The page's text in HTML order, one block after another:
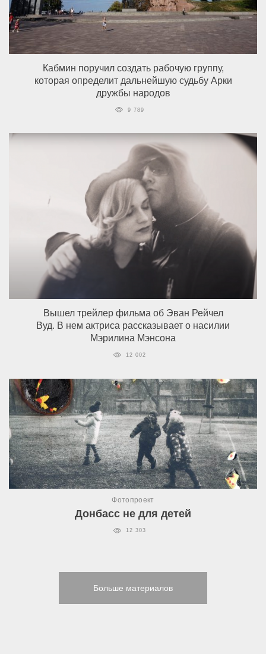
Кабмин поручил создать рабочую группу,
которая определит дальнейшую судьбу Арки
дружбы народов
9 789
Вышел трейлер фильма об Эван Рейчел
Вуд. В нем актриса рассказывает о насилии
Мэрилина Мэнсона
12 002
Фотопроект
Донбасс не для детей
12 303
Больше материалов